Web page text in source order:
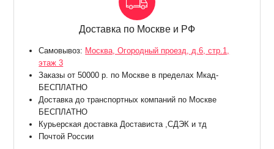
Доставка по Москве и РФ
Самовывоз: Москва, Огородный проезд, д.6, стр.1,
этаж 3
Заказы от 50000 р. по Москве в пределах Мкад-
БЕСПЛАТНО
Доставка до транспортных компаний по Москве
БЕСПЛАТНО
Курьерская доставка Достависта ,СДЭК и тд
Почтой России